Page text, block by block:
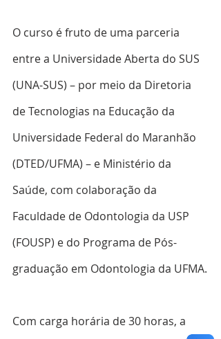
O curso é fruto de uma parceria
entre a Universidade Aberta do SUS
(UNA-SUS) – por meio da Diretoria
de Tecnologias na Educação da
Universidade Federal do Maranhão
(DTED/UFMA) – e Ministério da
Saúde, com colaboração da
Faculdade de Odontologia da USP
(FOUSP) e do Programa de Pós-
graduação em Odontologia da UFMA.
Com carga horária de 30 horas, a